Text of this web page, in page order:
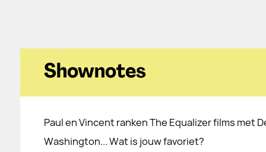
Shownotes
Paul en Vincent ranken The Equalizer films met
Washington... Wat is jouw favoriet?